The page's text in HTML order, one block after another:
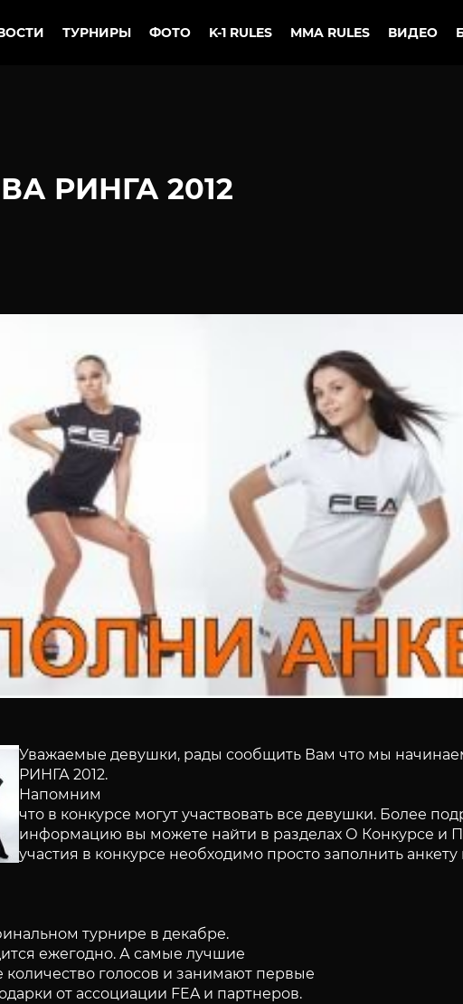
ТУРНИРЫ ФОТО K-1 RULES MMA RULES ВИДЕО
РИНГА 2012
Уважаемые девушки, рады сообщить Вам что мы
РИНГА 2012.
Напомним
что в конкурсе могут участвовать все девушки. Более
информацию вы можете найти в разделах О Конкурсе и
участия в конкурсе необходимо просто заполнить
турнире в декабре.
ежегодно. А самые лучшие
голосов и занимают первые
от ассоциации FEA и партнеров.